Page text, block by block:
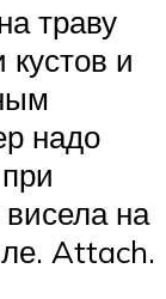
траву
и
надо
на
Attach.